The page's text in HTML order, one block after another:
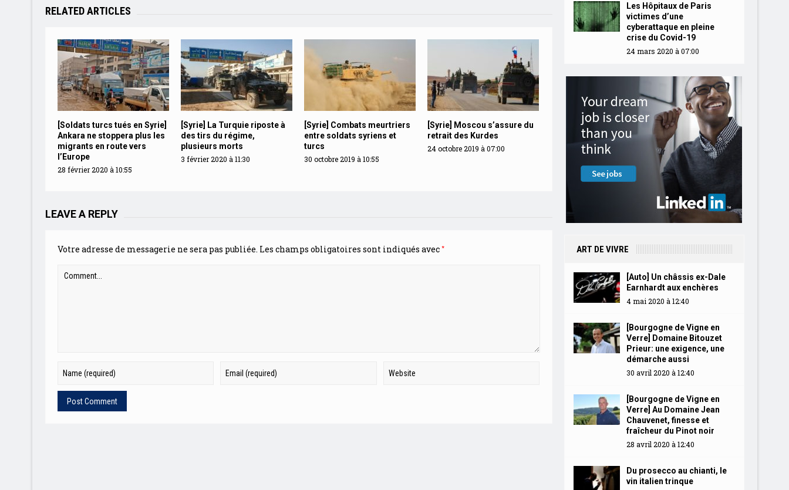
RELATED ARTICLES
[Soldats turcs tués en Syrie]
Ankara ne stoppera plus les
migrants en route vers
l’Europe
28 février 2020 à 10:55
[Syrie] La Turquie riposte à
des tirs du régime,
plusieurs morts
3 février 2020 à 11:30
[Syrie] Combats meurtriers
entre soldats syriens et
turcs
30 octobre 2019 à 10:55
[Syrie] Moscou s’assure du
retrait des Kurdes
24 octobre 2019 à 07:00
LEAVE A REPLY
Votre adresse de messagerie ne sera pas publiée. Les champs obligatoires sont indiqués avec*
Les Hôpitaux de Paris
victimes d’une
cyberattaque en pleine
crise du Covid-19
24 mars 2020 à 07:00
ART DE VIVRE
[Auto] Un châssis ex-Dale
Earnhardt aux enchères
4 mai 2020 à 12:40
[Bourgogne de Vigne en
Verre] Domaine Bitouzet
Prieur: une exigence, une
démarche aussi
30 avril 2020 à 12:40
[Bourgogne de Vigne en
Verre] Au Domaine Jean
Chauvenet, finesse et
fraîcheur du Pinot noir
28 avril 2020 à 12:40
Du prosecco au chianti, le
vin italien trinque